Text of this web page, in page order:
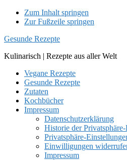
Zum Inhalt springen
Zur Fußzeile springen
Gesunde Rezepte
Kulinarisch | Rezepte aus aller Welt
Vegane Rezepte
Gesunde Rezepte
Zutaten
Kochbücher
Impressum
Datenschutzerklärung
Historie der
Privatsphäre-
Einwilligungen
Impressum